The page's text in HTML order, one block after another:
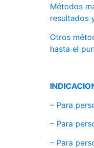
Métodos
resultados
Otros
hasta el
– Para
– Para
– Para